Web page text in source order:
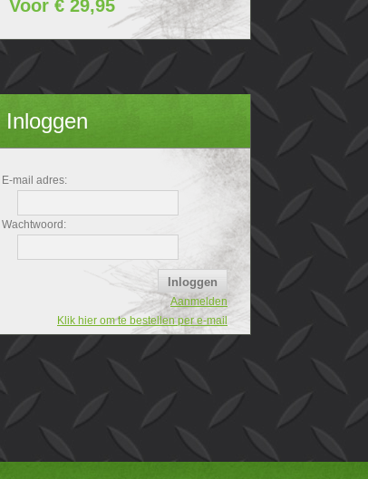
Voor € 29,95
Inloggen
E-mail adres:
Wachtwoord:
Aanmelden
Klik hier om te bestellen per e-mail